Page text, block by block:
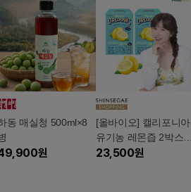
동 매실청 500ml×8
원
[올바이오] 캘리포니아
유기농 레몬즙 2박스
(총 30포)
23,500원